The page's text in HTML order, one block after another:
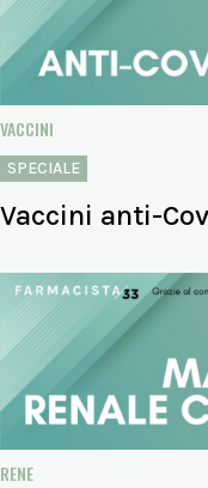
VACCINI
SPECIALE
Vaccini anti-
RENE